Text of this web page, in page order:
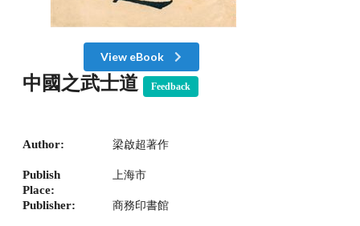
View eBook
中國之武士道 Feedback
Author: 梁啟超著作
Publish
Place:
上海市
Publisher: 商務印書館